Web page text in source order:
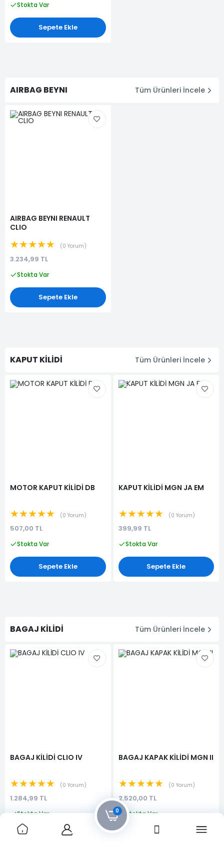
Stokta Var
Sepete Ekle
AIRBAG BEYNI Tüm Ürünleri İncele
AIRBAG BEYNI RENAULT
CLIO
★★★★★ 0 Yorum
3.234,99 TL
Stokta Var
Sepete Ekle
KAPUT KİLİDİ Tüm Ürünleri İncele
MOTOR KAPUT KİLİDİ DB
★★★★★ 0 Yorum
507,00 TL
Stokta Var
Sepete Ekle
KAPUT KİLİDİ MGN JA EM
★★★★★ 0 Yorum
399,99 TL
Stokta Var
Sepete Ekle
BAGAJ KİLİDİ Tüm Ürünleri İncele
BAGAJ KİLİDİ CLIO IV
★★★★★ 0 Yorum
1.284,99 TL
Stokta Var
Sepete Ekle
BAGAJ KAPAK KİLİDİ MGN II
★★★★★ 0 Yorum
2.520,00 TL
Stokta Var
Sepete Ekle
0